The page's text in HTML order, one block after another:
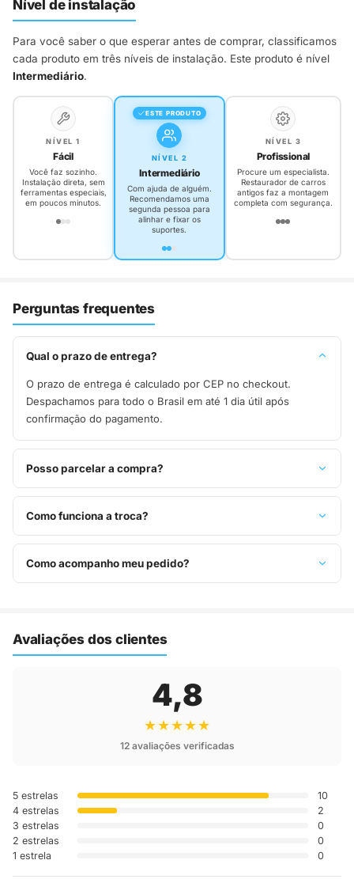
Nível de instalação
Para você saber o que esperar antes de comprar, classificamos
cada produto em três níveis de instalação. Este produto é nível
Intermediário.
NÍVEL 1
Fácil
Você faz sozinho.
Instalação direta, sem
ferramentas especiais,
em poucos minutos.
ESTE PRODUTO
NÍVEL 2
Intermediário
Com ajuda de alguém.
Recomendamos uma
segunda pessoa para
alinhar e fixar os
suportes.
NÍVEL 3
Profissional
Procure um especialista.
Restaurador de carros
antigos faz a montagem
completa com segurança.
Perguntas frequentes
Qual o prazo de entrega?
O prazo de entrega é calculado por CEP no checkout.
Despachamos para todo o Brasil em até 1 dia útil após
confirmação do pagamento.
Posso parcelar a compra?
Sim, parcelamos em até 10x sem juros no cartão de crédito,
ou pague à vista no Pix com 8% de desconto.
Como funciona a troca?
Você tem 7 dias após o recebimento para solicitar troca.
Basta entrar em contato pelo WhatsApp ou e-mail.
Como acompanho meu pedido?
Avaliações dos clientes
4,8
★★★★★
12 avaliações verificadas
5 estrelas
10
4 estrelas
2
3 estrelas
0
2 estrelas
0
1 estrela
0